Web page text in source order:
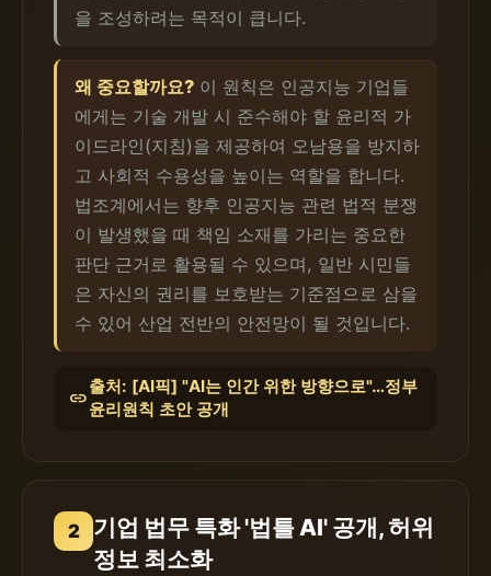
을 조성하려는 목적이 큽니다.
왜 중요할까요? 이 원칙은 인공지능 기업들
에게는 기술 개발 시 준수해야 할 윤리적 가
이드라인(지침)을 제공하여 오남용을 방지하
고 사회적 수용성을 높이는 역할을 합니다.
법조계에서는 향후 인공지능 관련 법적 분쟁
이 발생했을 때 책임 소재를 가리는 중요한
판단 근거로 활용될 수 있으며, 일반 시민들
은 자신의 권리를 보호받는 기준점으로 삼을
수 있어 산업 전반의 안전망이 될 것입니다.
link
출처: [AI픽] "AI는 인간 위한 방향으로"…정부
윤리원칙 초안 공개
2
기업 법무 특화 '법틀 AI' 공개, 허위
정보 최소화